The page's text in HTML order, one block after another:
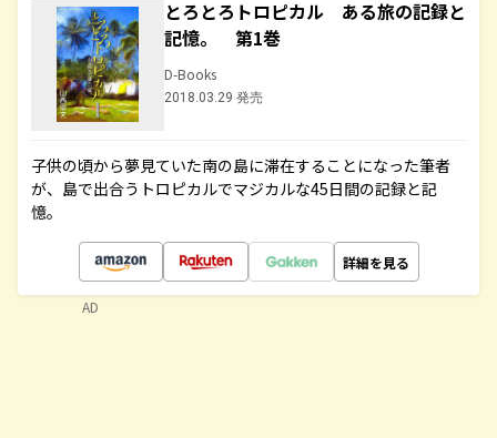
とろとろトロピカル ある旅の記録と
記憶。 第1巻
D-Books
2018.03.29 発売
子供の頃から夢見ていた南の島に滞在することになった筆者
が、島で出合うトロピカルでマジカルな45日間の記録と記
憶。
詳細を見る
AD